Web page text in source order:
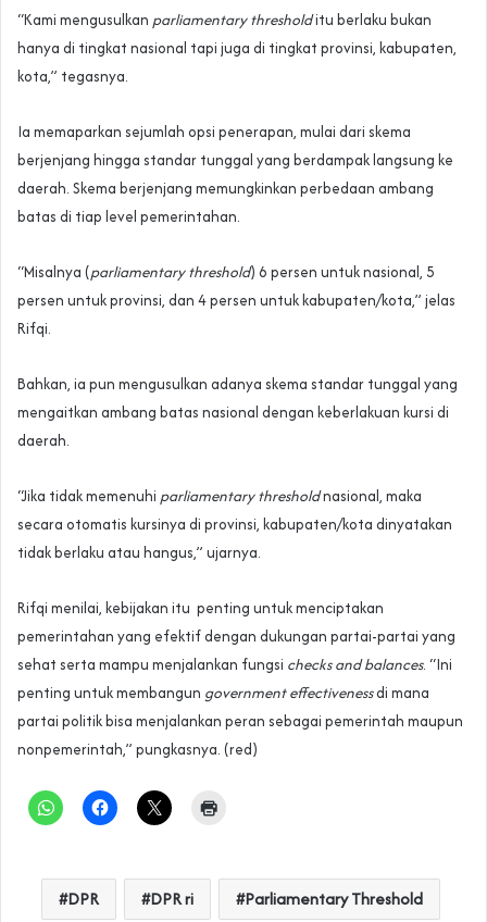
“Kami mengusulkan parliamentary thresholditu berlaku bukan
hanya di tingkat nasional tapi juga di tingkat provinsi, kabupaten,
kota,” tegasnya.
Ia memaparkan sejumlah opsi penerapan, mulai dari skema
berjenjang hingga standar tunggal yang berdampak langsung ke
daerah. Skema berjenjang memungkinkan perbedaan ambang
batas di tiap level pemerintahan.
“Misalnya (parliamentary threshold) 6 persen untuk nasional, 5
persen untuk provinsi, dan 4 persen untuk kabupaten/kota,” jelas
Rifqi.
Bahkan, ia pun mengusulkan adanya skema standar tunggal yang
mengaitkan ambang batas nasional dengan keberlakuan kursi di
daerah.
“Jika tidak memenuhi parliamentary thresholdnasional, maka
secara otomatis kursinya di provinsi, kabupaten/kota dinyatakan
tidak berlaku atau hangus,” ujarnya.
Rifqi menilai, kebijakan itu penting untuk menciptakan
pemerintahan yang efektif dengan dukungan partai-partai yang
sehat serta mampu menjalankan fungsi checks and balances. “Ini
penting untuk membangun government effectivenessdi mana
partai politik bisa menjalankan peran sebagai pemerintah maupun
nonpemerintah,” pungkasnya. (red)
DPR DPR ri Parliamentary Threshold